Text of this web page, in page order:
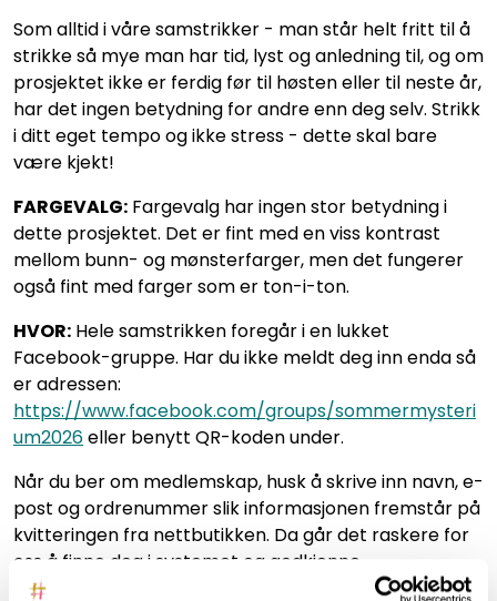
Som alltid i våre samstrikker - man står helt fritt til å
strikke så mye man har tid, lyst og anledning til, og om
prosjektet ikke er ferdig før til høsten eller til neste år,
har det ingen betydning for andre enn deg selv. Strikk
i ditt eget tempo og ikke stress - dette skal bare
være kjekt!
FARGEVALG: Fargevalg har ingen stor betydning i
dette prosjektet. Det er fint med en viss kontrast
mellom bunn- og mønsterfarger, men det fungerer
også fint med farger som er ton-i-ton.
HVOR: Hele samstrikken foregår i en lukket
Facebook-gruppe. Har du ikke meldt deg inn enda så
er adressen:
https://www.facebook.com/groups/sommermysteri
um2026eller benytt QR-koden under.
Når du ber om medlemskap, husk å skrive inn navn, e-
post og ordrenummer slik informasjonen fremstår på
kvitteringen fra nettbutikken. Da går det raskere for
oss å finne deg i systemet og godkjenne
medlemskapet.